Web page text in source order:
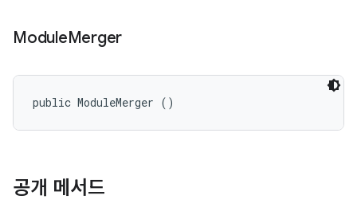
ModuleMerger
public ModuleMerger ()
공개 메서드